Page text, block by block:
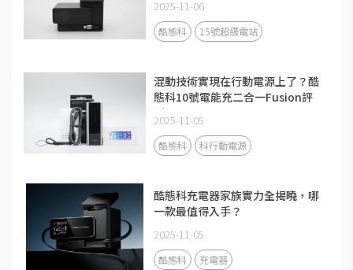
2025-11-06
酷態科 15號超級電站
混動技術實現在行動電源上了？酷
態科10號電能充二合一Fusion評
測
2025-11-05
酷態科 科行動電源
酷態科充電器家族實力全揭曉，哪
一款最值得入手？
2025-11-05
酷態科 充電器